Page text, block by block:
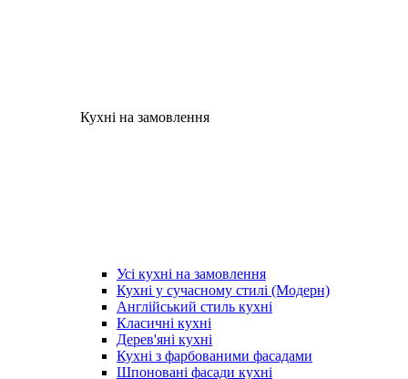
Кухні на замовлення
Усі кухні на замовлення
Кухні у сучасному стилі (Модерн)
Англійський стиль кухні
Класичні кухні
Дерев'яні кухні
Кухні з фарбованими фасадами
Шпоновані фасади кухні